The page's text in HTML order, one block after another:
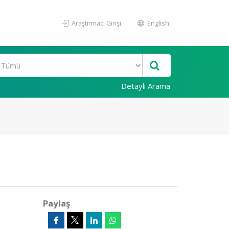
Araştırmacı Girişi English
Detaylı Arama
Paylaş